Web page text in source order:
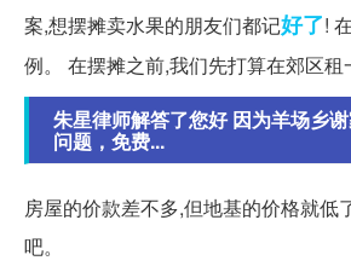
案,想摆摊卖水果的朋友们都记好了!
例。 在摆摊之前,我们先打算在郊区租
朱星律师解答了您好 因为羊场乡
问题，免费...
房屋的价款差不多,但地基的价格就低
吧。